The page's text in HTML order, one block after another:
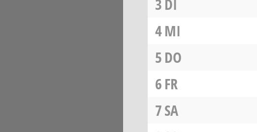
3 DI
4MI
5DO
6FR
7SA